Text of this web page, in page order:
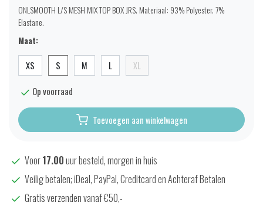
ONLSMOOTH L/S MESH MIX TOP BOX JRS. Materiaal: 93% Polyester. 7%
Elastane.
Maat:
XS S M L XL
Op voorraad
Toevoegen aan winkelwagen
Voor17.00uur besteld, morgen in huis
Veilig betalen; iDeal, PayPal, Creditcard en Achteraf Betalen
Gratis verzenden vanaf €50,-